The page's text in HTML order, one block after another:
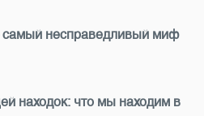
несправедливый миф
находок: что мы находим в